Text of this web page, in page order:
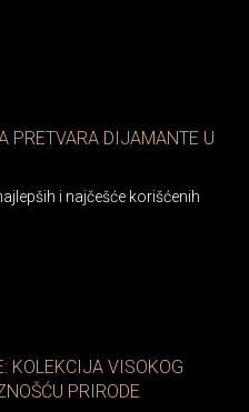
PRETVARA DIJAMANTE U
i najčešće korišćenih
KOLEKCIJA VISOKOG
PRIRODE